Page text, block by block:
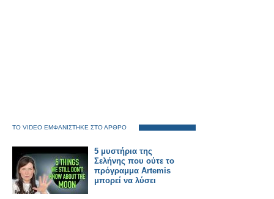
ΤΟ VIDEO ΕΜΦΑΝΙΣΤΗΚΕ ΣΤΟ ΑΡΘΡΟ
5 μυστήρια της
Σελήνης που ούτε το
πρόγραμμα Artemis
μπορεί να λύσει